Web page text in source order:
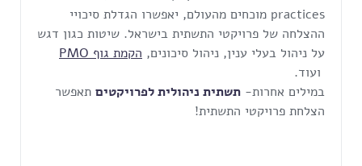
practices מוכחים מהעולם, יאפשרו הגדלת סיכויי
ההצלחה של פרויקטי התשתית בישראל. שיטות כגון דגש
על ניהול בעלי ענין, ניהול סיכונים, הקמת גוף PMO
ועוד.
במילים אחרות- תשתית ניהולית לפרויקטים תאפשר
הצלחת פרויקטי התשתית!